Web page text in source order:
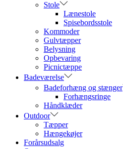
Stole
Lænestole
Spisebordsstole
Kommoder
Gulvtæpper
Belysning
Opbevaring
Picnictæppe
Badeværelse
Badeforhæng og stænger
Forhængsringe
Håndklæder
Outdoor
Tæpper
Hængekøjer
Forårsudsalg